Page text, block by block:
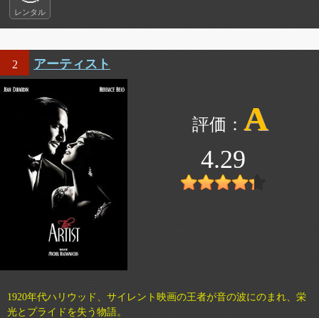
レンタル
2 アーティスト
A
4.29
1920年代ハリウッド、サイレント映画の王者が音の波にのまれ、栄
光とプライドを失う物語。